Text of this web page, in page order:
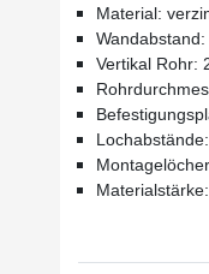
Material:
Vertikal Rohr: